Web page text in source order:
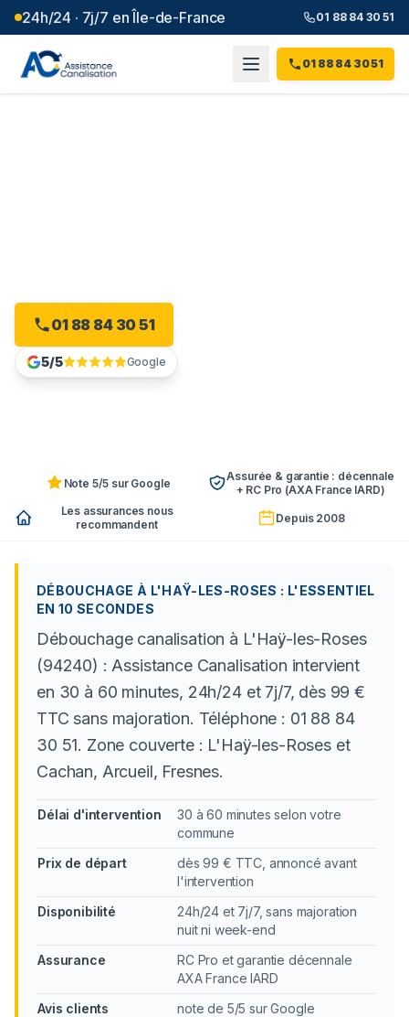
24h/24 · 7j/7 en Île-de-France 01 88 84 30 51
01 88 84 30 51
01 88 84 30 51
5/5 Google
Note 5/5 sur Google
Assurée & garantie : décennale
+ RC Pro (AXA France IARD)
Les assurances nous
recommandent
Depuis 2008
DÉBOUCHAGE À L'HAŸ-LES-ROSES : L'ESSENTIEL
EN 10 SECONDES
Débouchage canalisation à L'Haÿ-les-Roses
(94240) : Assistance Canalisation intervient
en 30 à 60 minutes, 24h/24 et 7j/7, dès 99 €
TTC sans majoration. Téléphone : 01 88 84
30 51. Zone couverte : L'Haÿ-les-Roses et
Cachan, Arcueil, Fresnes.
Délai d'intervention
30 à 60 minutes selon votre
commune
Prix de départ
dès 99 € TTC, annoncé avant
l'intervention
Disponibilité
24h/24 et 7j/7, sans majoration
nuit ni week-end
Assurance
RC Pro et garantie décennale
AXA France IARD
Avis clients
note de 5/5 sur Google